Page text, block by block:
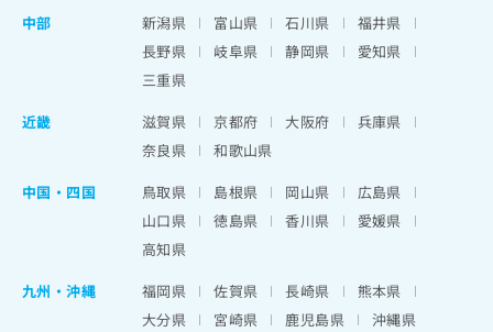
中部
新潟県 富山県 石川県
福井県
長野県
岐阜県 静岡県
愛知県
三重県
近畿
滋賀県 京都府 大阪府
兵庫県
奈良県
和歌山県
中国・四国
鳥取県 島根県 岡山県
広島県
山口県
徳島県 香川県
愛媛県
高知県
九州・沖縄
福岡県 佐賀県 長崎県
熊本県
大分県
宮崎県 鹿児島県 沖縄県